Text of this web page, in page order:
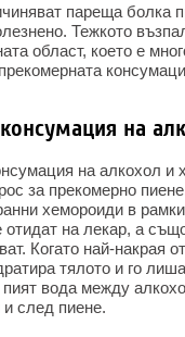
пареща болка
Тежкото
област, което е
на
на алкохол
за прекомерно
хемороиди в
на лекар, а
Когато най-накрая
тялото и го
вода между
след пиене.